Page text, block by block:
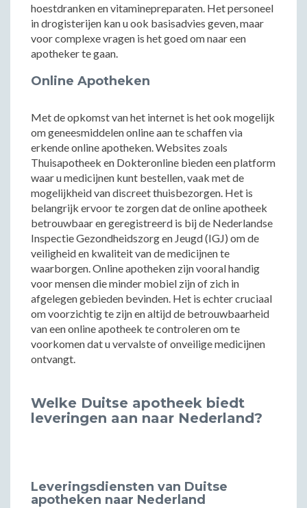
hoestdranken en vitaminepreparaten. Het personeel
in drogisterijen kan u ook basisadvies geven, maar
voor complexe vragen is het goed om naar een
apotheker te gaan.
Online Apotheken
Met de opkomst van het internet is het ook mogelijk
om geneesmiddelen online aan te schaffen via
erkende online apotheken. Websites zoals
Thuisapotheek en Dokteronline bieden een platform
waar u medicijnen kunt bestellen, vaak met de
mogelijkheid van discreet thuisbezorgen. Het is
belangrijk ervoor te zorgen dat de online apotheek
betrouwbaar en geregistreerd is bij de Nederlandse
Inspectie Gezondheidszorg en Jeugd (IGJ) om de
veiligheid en kwaliteit van de medicijnen te
waarborgen. Online apotheken zijn vooral handig
voor mensen die minder mobiel zijn of zich in
afgelegen gebieden bevinden. Het is echter cruciaal
om voorzichtig te zijn en altijd de betrouwbaarheid
van een online apotheek te controleren om te
voorkomen dat u vervalste of onveilige medicijnen
ontvangt.
Welke Duitse apotheek biedt
leveringen aan naar Nederland?
Leveringsdiensten van Duitse
apotheken naar Nederland